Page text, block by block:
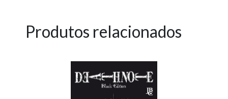
Produtos relacionados